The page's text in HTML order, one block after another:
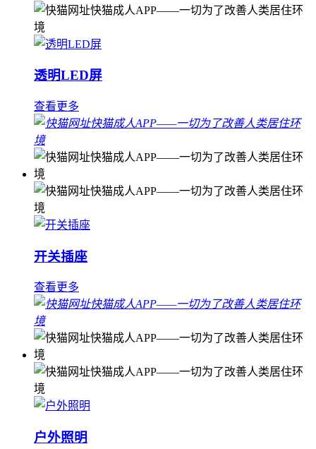
透明LED屏
查看更多
开关插座
查看更多
户外照明